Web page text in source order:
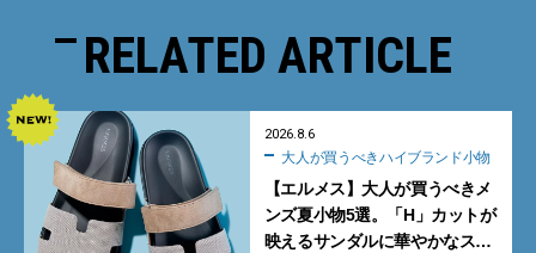
RELATED ARTICLE
2026.8.6
大人が買うべきハイブランド小物
【エルメス】大人が買うべきメ
ンズ夏小物5選。「H」カットが
映えるサンダルに華やかなス